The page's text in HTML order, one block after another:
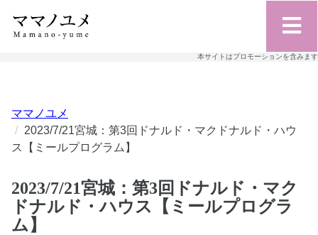
本サイトはプロモーションを含みます
ママノユメ
2023/7/21宮城：第3回ドナルド・マクドナルド・ハウ
ス【ミールプログラム】
2023/7/21宮城：第3回ドナルド・マク
ドナルド・ハウス【ミールプログラ
ム】